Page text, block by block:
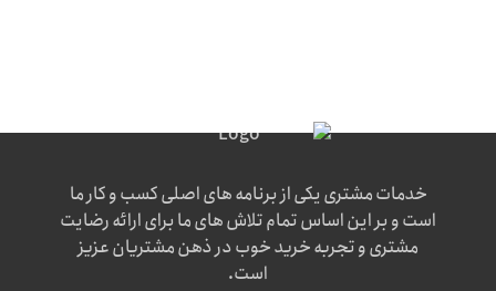
خدمات مشتری یکی از برنامه های اصلی کسب و کار ما
است و بر این اساس تمام تلاش های ما برای ارائه رضایت
مشتری و تجربه خرید خوب در ذهن مشتریان عزیز
است.